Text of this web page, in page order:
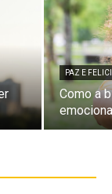
PAZ E
Como a